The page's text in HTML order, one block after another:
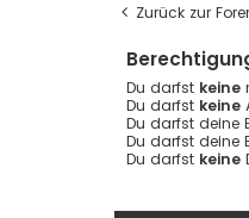
Zurück zur
Du darfst keine
Du darfst keine
Du darfst deine
Du darfst deine
Du darfst keine